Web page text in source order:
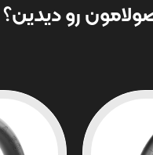
رو دیدین؟